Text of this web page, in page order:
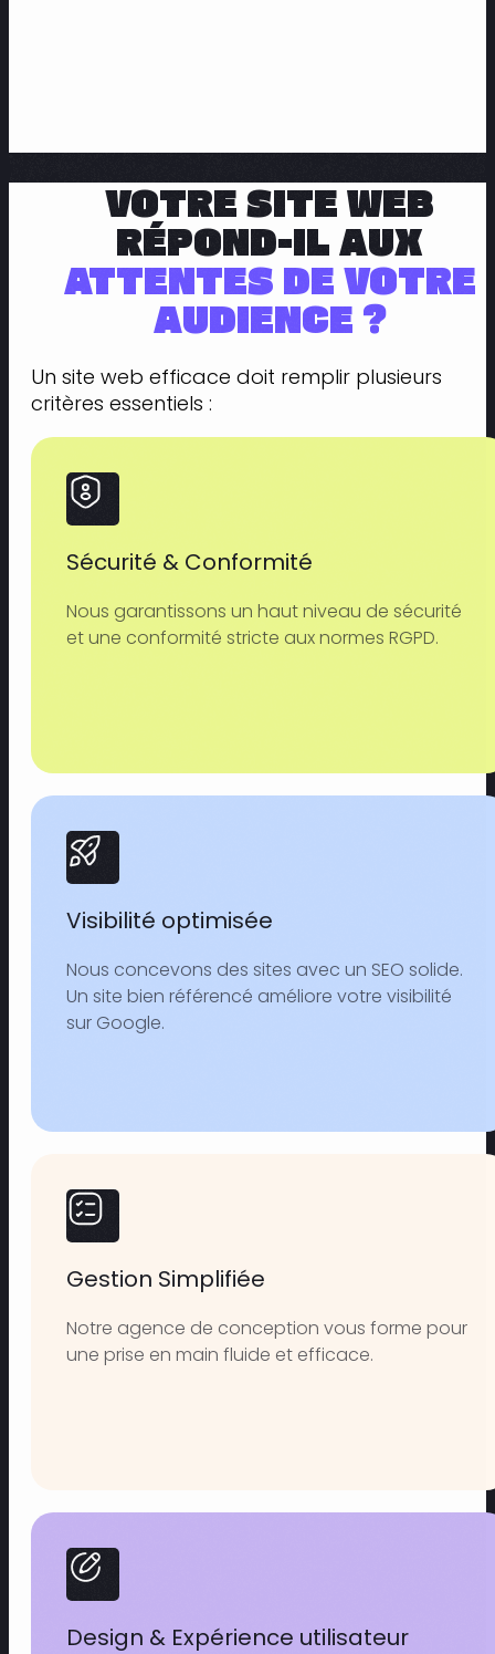
VOTRE SITE WEB
RÉPOND-IL AUX
ATTENTES DE VOTRE
AUDIENCE ?
Un site web efficace doit remplir plusieurs
critères essentiels :
Sécurité & Conformité
Nous garantissons un haut niveau de sécurité
et une conformité stricte aux normes RGPD.
Visibilité optimisée
Nous concevons des sites avec un SEO solide.
Un site bien référencé améliore votre visibilité
sur Google.
Gestion Simplifiée
Notre agence de conception vous forme pour
une prise en main fluide et efficace.
Design & Expérience utilisateur